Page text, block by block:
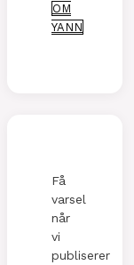
OM
YANN
Få
varsel
når
vi
publiserer